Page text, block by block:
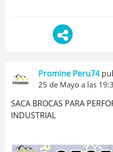
Promine Peru74
25 de Mayo a las
SACA BROCAS PARA
INDUSTRIAL